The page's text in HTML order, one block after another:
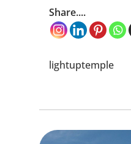
Share....
lightuptemple